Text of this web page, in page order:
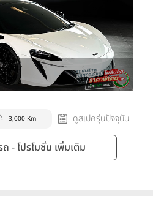
3,000 Km ดูสเปครุ่นปัจจุบัน
- โปรโมชั่น เพิ่มเติม